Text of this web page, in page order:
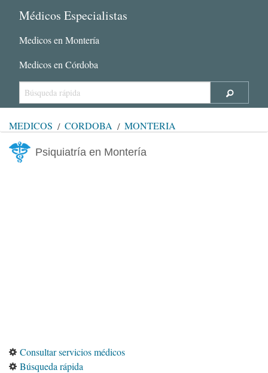
Médicos Especialistas
Medicos en Montería
Medicos en Córdoba
MÉDICOS CÓRDOBA MONTERÍA
Psiquiatría en Montería
Consultar servicios médicos
Búsqueda rápida